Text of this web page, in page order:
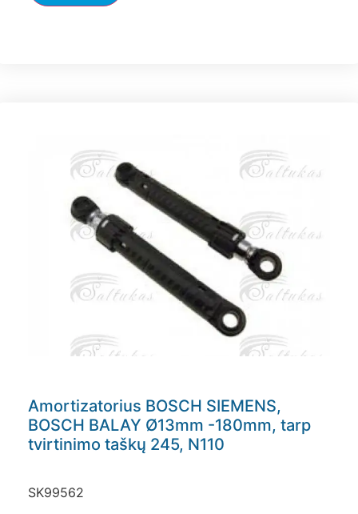
Amortizatorius BOSCH SIEMENS,
BOSCH BALAY Ø13mm -180mm, tarp
tvirtinimo taškų 245, N110
SK99562